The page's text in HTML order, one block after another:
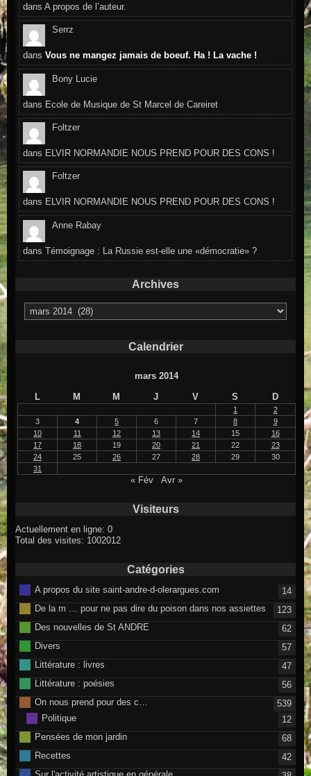
dansA propos de l’auteur.
Serrz
dansVous ne mangez jamais de boeuf. Ha ! La vache !
Bony Lucie
dans Ecole de Musique de St Marcel de Careiret
Foltzer
dans ELVIR NORMANDIE NOUS PREND POUR DES CONS !
Foltzer
dans ELVIR NORMANDIE NOUS PREND POUR DES CONS !
Anne Rabay
dansTémoignage : La Russie est-elle une «démocratie» ?
Archives
Archives
Calendrier
mars 2014
L
M M J V S D
1
2
3
4 5 6 7 8
9
10
11 12 13 14 15
16
17
18 19 20 21 22
23
24
25 26 27 28 29
30
31
« Fév Avr »
Visiteurs
Actuellement en ligne: 0
Total des visites: 1002012
Catégories
A propos du site saint-andre-d-olerargues.com
14
De la m … pour ne pas dire du poison dans nos assiettes
123
Des nouvelles de St ANDRE
62
Divers
57
Littérature : livres
47
Littérature : poésies
56
On nous prend pour des c…
539
Politique
12
Pensées de mon jardin
68
Recettes
42